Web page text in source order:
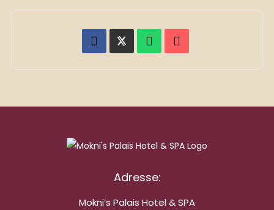
Adresse:
Mokni’s Palais Hotel & SPA